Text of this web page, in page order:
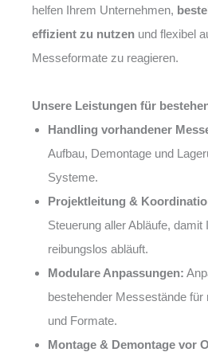
helfen Ihrem Unternehmen,
effizient zu nutzen und flexibel
Messeformate zu reagieren.
Unsere Leistungen für
Handling vorhandener
Aufbau, Demontage und
Systeme.
Projektleitung &
Steuerung aller Abläufe,
reibungslos abläuft.
Modulare Anpassungen:
bestehender Messestände
und Formate.
Montage & Demontage vor